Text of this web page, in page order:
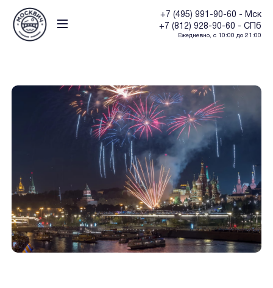
+7 (495) 991-90-60 - Мск
+7 (812) 928-90-60 - СПб
Ежедневно, с 10:00 до 21:00